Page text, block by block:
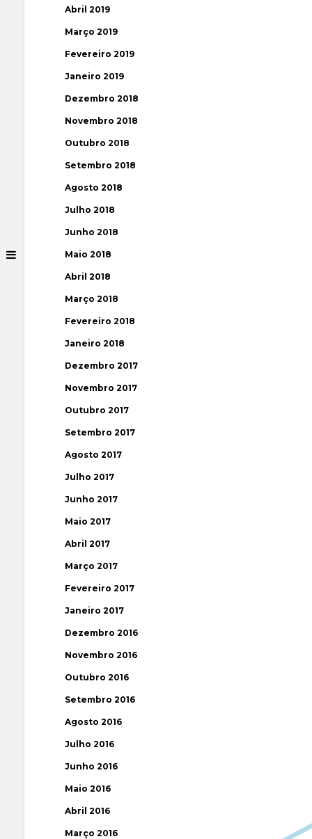
Abril 2019
Março 2019
Fevereiro 2019
Janeiro 2019
Dezembro 2018
Novembro 2018
Outubro 2018
Setembro 2018
Agosto 2018
Julho 2018
Junho 2018
Maio 2018
Abril 2018
Março 2018
Fevereiro 2018
Janeiro 2018
Dezembro 2017
Novembro 2017
Outubro 2017
Setembro 2017
Agosto 2017
Julho 2017
Junho 2017
Maio 2017
Abril 2017
Março 2017
Fevereiro 2017
Janeiro 2017
Dezembro 2016
Novembro 2016
Outubro 2016
Setembro 2016
Agosto 2016
Julho 2016
Junho 2016
Maio 2016
Abril 2016
Março 2016